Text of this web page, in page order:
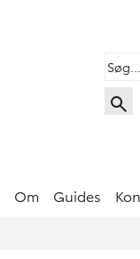
Om Guides